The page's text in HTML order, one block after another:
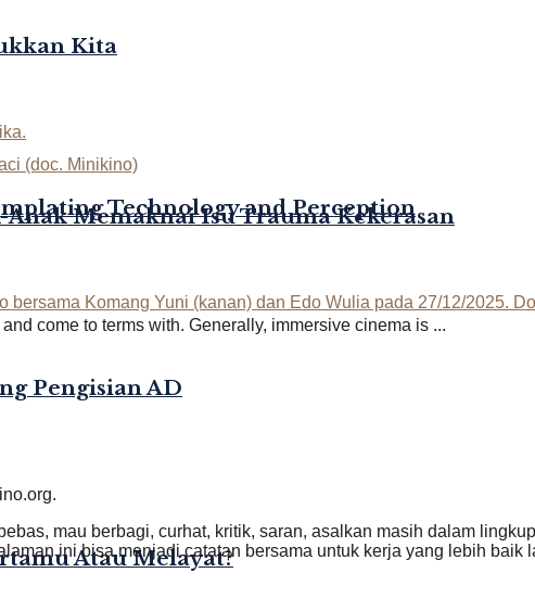
Kita
Memaknai Isu Trauma Kekerasan
Pengisian AD
Atau Melayat?
Technology and Perception
come to terms with. Generally, immersive cinema is ...
mau berbagi, curhat, kritik, saran, asalkan masih dalam
ini bisa menjadi catatan bersama untuk kerja yang lebih baik